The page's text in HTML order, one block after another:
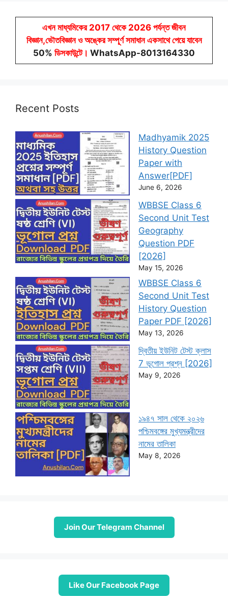
এখন মাধ্যমিকের 2017 থেকে 2026 পর্যন্ত জীবন
বিজ্ঞান,ভৌতবিজ্ঞান ও অঙ্কের সম্পূর্ণ সমাধান একসাথে পেয়ে যাবেন
50% ডিসকাউন্টে। WhatsApp-8013164330
Recent Posts
Madhyamik 2025
History Question
Paper with
Answer[PDF]
June 6, 2026
WBBSE Class 6
Second Unit Test
Geography
Question PDF
[2026]
May 15, 2026
WBBSE Class 6
Second Unit Test
History Question
Paper PDF [2026]
May 13, 2026
দ্বিতীয় ইউনিট টেস্ট ক্লাস
7 ভূগোল প্রশ্ন [2026]
May 9, 2026
১৯৪৭ সাল থেকে ২০২৬
পশ্চিমবঙ্গের মুখ্যমন্ত্রীদের
নামের তালিকা
May 8, 2026
Join Our Telegram Channel
Like Our Facebook Page